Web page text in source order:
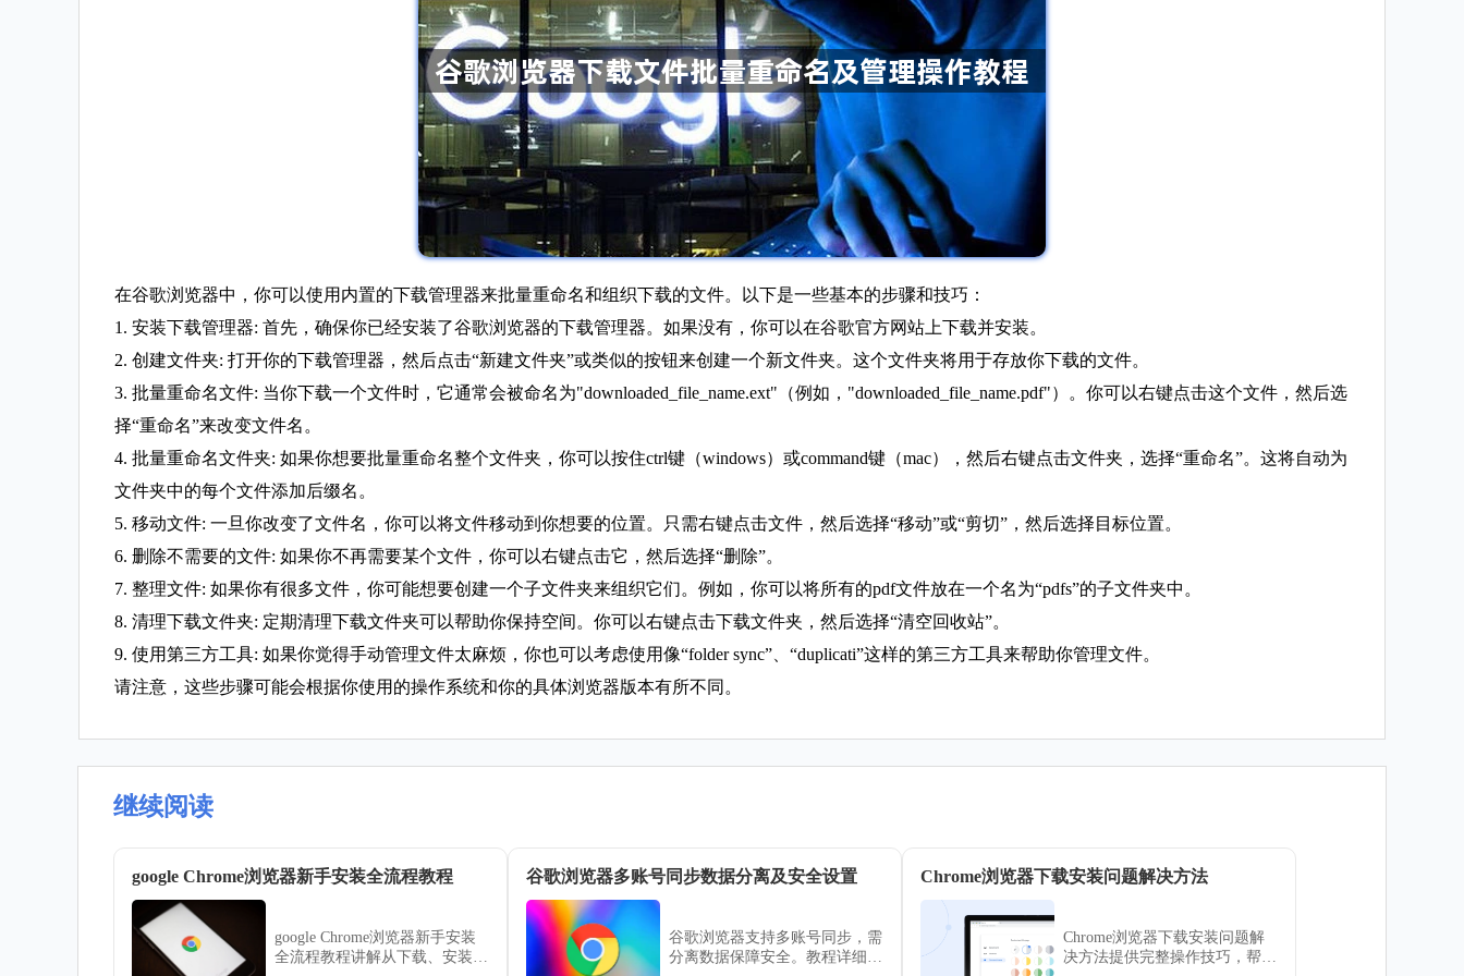
在谷歌浏览器中，你可以使用内置的下载管理器来批量重命名和组织下载的文件。以下是一些基本的步骤和技巧：
1. 安装下载管理器: 首先，确保你已经安装了谷歌浏览器的下载管理器。如果没有，你可以在谷歌官方网站上下载并安装。
2. 创建文件夹: 打开你的下载管理器，然后点击“新建文件夹”或类似的按钮来创建一个新文件夹。这个文件夹将用于存放你下载的文件。
3. 批量重命名文件: 当你下载一个文件时，它通常会被命名为"downloaded_file_name.ext"（例如，"downloaded_file_name.pdf"）。你可以右键点击这个文件，然后选
择“重命名”来改变文件名。
4. 批量重命名文件夹: 如果你想要批量重命名整个文件夹，你可以按住ctrl键（windows）或command键（mac），然后右键点击文件夹，选择“重命名”。这将自动为
文件夹中的每个文件添加后缀名。
5. 移动文件: 一旦你改变了文件名，你可以将文件移动到你想要的位置。只需右键点击文件，然后选择“移动”或“剪切”，然后选择目标位置。
6. 删除不需要的文件: 如果你不再需要某个文件，你可以右键点击它，然后选择“删除”。
7. 整理文件: 如果你有很多文件，你可能想要创建一个子文件夹来组织它们。例如，你可以将所有的pdf文件放在一个名为“pdfs”的子文件夹中。
8. 清理下载文件夹: 定期清理下载文件夹可以帮助你保持空间。你可以右键点击下载文件夹，然后选择“清空回收站”。
9. 使用第三方工具: 如果你觉得手动管理文件太麻烦，你也可以考虑使用像“folder sync”、“duplicati”这样的第三方工具来帮助你管理文件。
请注意，这些步骤可能会根据你使用的操作系统和你的具体浏览器版本有所不同。
继续阅读
google Chrome浏览器新手安装全流程教程
google Chrome浏览器新手安装
全流程教程讲解从下载、安装到
谷歌浏览器多账号同步数据分离及安全设置
谷歌浏览器支持多账号同步，需
分离数据保障安全。教程详细讲
Chrome浏览器下载安装问题解决方法
Chrome浏览器下载安装问题解
决方法提供完整操作技巧，帮助